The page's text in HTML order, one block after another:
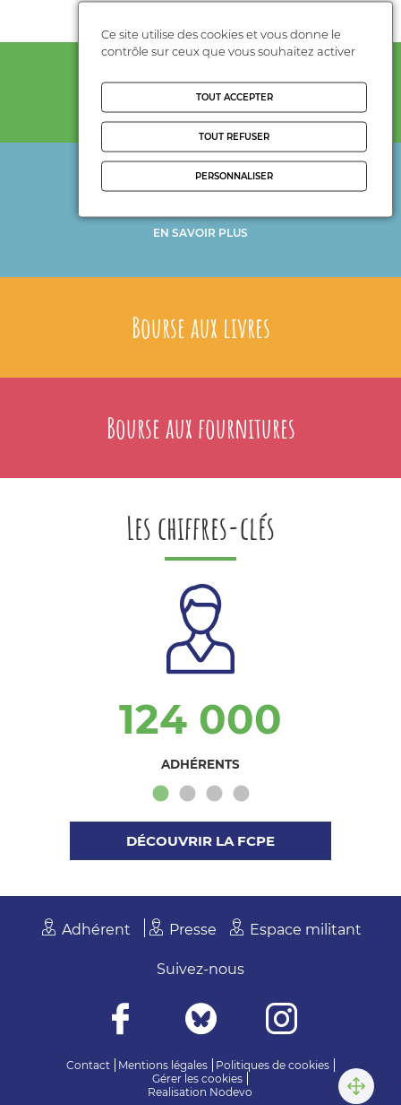
Un réseau de partenaires
Formation
EN SAVOIR PLUS
Bourse aux livres
Bourse aux fournitures
Les chiffres-clés
124 000
ADHÉRENTS
DÉCOUVRIR LA FCPE
Adhérent Presse Espace militant
Contact Mentions légales
Politiques de cookies
Gérer les cookies
Realisation Nodevo
Suivez-nous
Ce site utilise des cookies et vous donne le
contrôle sur ceux que vous souhaitez activer
TOUT ACCEPTER
TOUT REFUSER
PERSONNALISER